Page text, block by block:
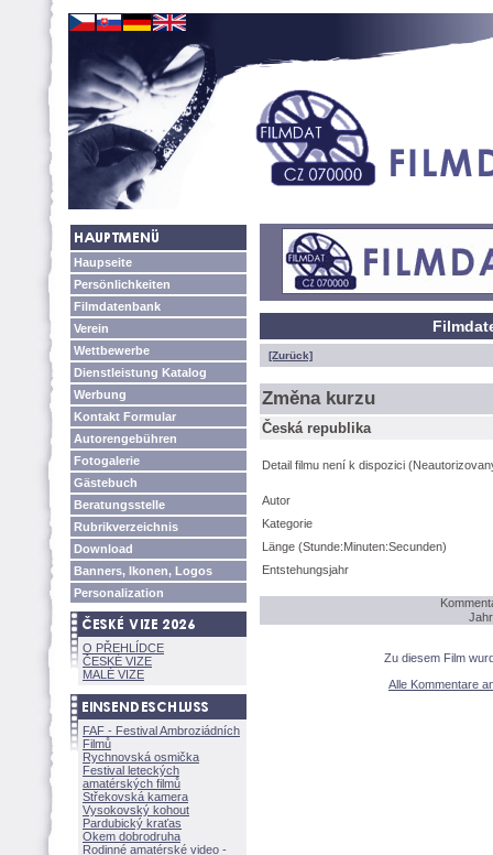
Haupseite
Persönlichkeiten
Filmdatenbank
Verein
Wettbewerbe
Dienstleistung Katalog
Werbung
Kontakt Formular
Autorengebühren
Fotogalerie
Gästebuch
Beratungsstelle
Rubrikverzeichnis
Download
Banners, Ikonen, Logos
Personalization
O PŘEHLÍDCE
ČESKÉ VIZE
MALÉ VIZE
FAF - Festival Ambroziádních
Filmů
Rychnovská osmička
Festival leteckých
amatérských filmů
Střekovská kamera
Vysokovský kohout
Pardubický kraťas
Okem dobrodruha
Rodinné amatérské video -
[Zurück]
Změna kurzu
Česká republika
Detail filmu není k dispozici
Autor
Kategorie
Länge (Stunde:Minuten:Secunden)
Entstehungsjahr
Zu diesem Film
Alle Kommentare